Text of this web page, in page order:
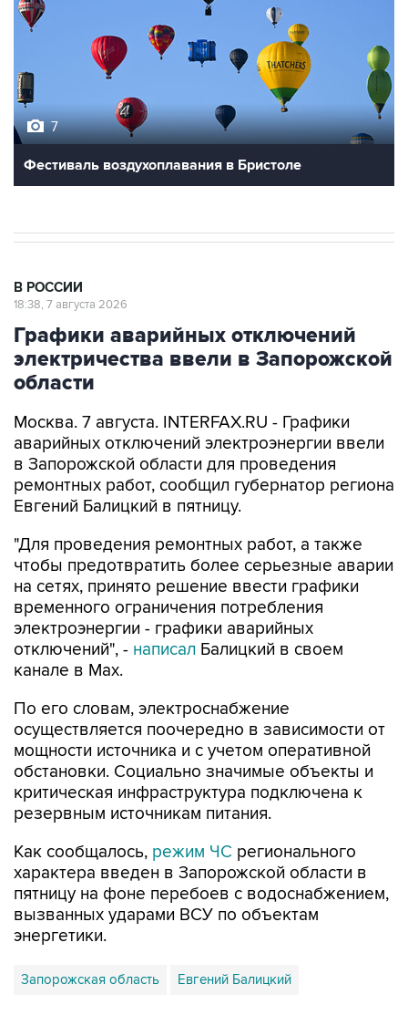
Фестиваль воздухоплавания в Бристоле
Графики аварийных отключений
электричества ввели в Запорожской
области
Москва. 7 августа. INTERFAX.RU - Графики
в Запорожской области для проведения
ремонтных работ, сообщил губернатор региона
Евгений Балицкий в пятницу.
"Для проведения ремонтных работ, а также
на сетях, принято решение ввести графики
временного ограничения потребления
электроэнергии - графики аварийных
отключений", -написалБалицкий в своем
канале в Max.
По его словам, электроснабжение
мощности источника и с учетом оперативной
обстановки. Социально значимые объекты и
критическая инфраструктура подключена к
резервным источникам питания.
Как сообщалось,режим ЧСрегионального
пятницу на фоне перебоев с водоснабжением,
вызванных ударами ВСУ по объектам
энергетики.
Запорожская область